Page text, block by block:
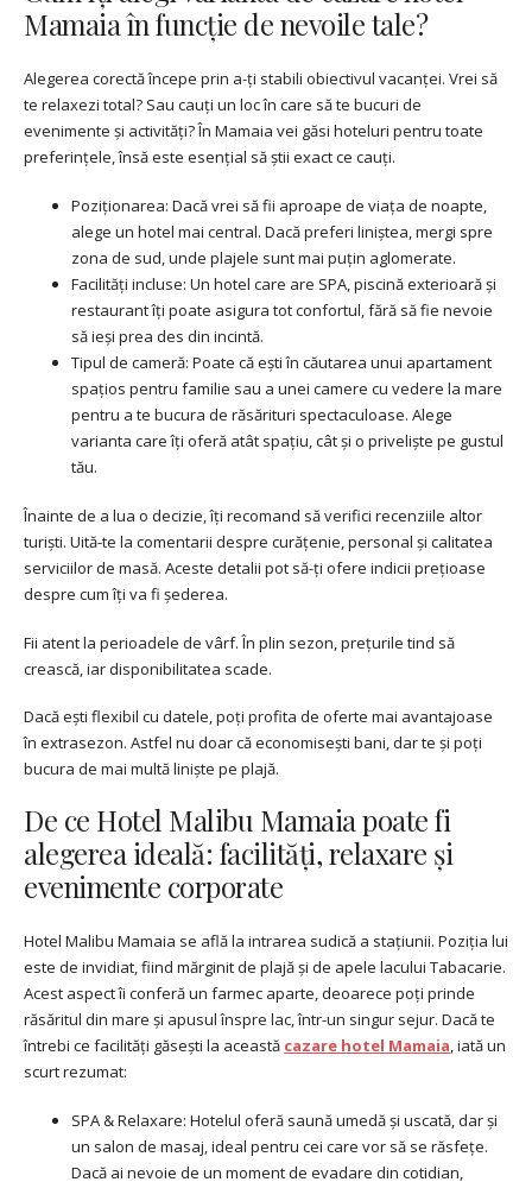
Mamaia în funcție de nevoile tale?
Alegerea corectă începe prin a-ți stabili obiectivul vacanței. Vrei să
te relaxezi total? Sau cauți un loc în care să te bucuri de
evenimente și activități? În Mamaia vei găsi hoteluri pentru toate
preferințele, însă este esențial să știi exact ce cauți.
Poziționarea: Dacă vrei să fii aproape de viața de noapte,
alege un hotel mai central. Dacă preferi liniștea, mergi spre
zona de sud, unde plajele sunt mai puțin aglomerate.
Facilități incluse: Un hotel care are SPA, piscină exterioară și
restaurant îți poate asigura tot confortul, fără să fie nevoie
să ieși prea des din incintă.
Tipul de cameră: Poate că ești în căutarea unui apartament
spațios pentru familie sau a unei camere cu vedere la mare
pentru a te bucura de răsărituri spectaculoase. Alege
varianta care îți oferă atât spațiu, cât și o priveliște pe gustul
tău.
Înainte de a lua o decizie, îți recomand să verifici recenziile altor
turiști. Uită-te la comentarii despre curățenie, personal și calitatea
serviciilor de masă. Aceste detalii pot să-ți ofere indicii prețioase
despre cum îți va fi șederea.
Fii atent la perioadele de vârf. În plin sezon, prețurile tind să
crească, iar disponibilitatea scade.
Dacă ești flexibil cu datele, poți profita de oferte mai avantajoase
în extrasezon. Astfel nu doar că economisești bani, dar te și poți
bucura de mai multă liniște pe plajă.
De ce Hotel Malibu Mamaia poate fi
alegerea ideală: facilități, relaxare și
evenimente corporate
Hotel Malibu Mamaia se află la intrarea sudică a stațiunii. Poziția lui
este de invidiat, fiind mărginit de plajă și de apele lacului Tabacarie.
Acest aspect îi conferă un farmec aparte, deoarece poți prinde
răsăritul din mare și apusul înspre lac, într-un singur sejur. Dacă te
întrebi ce facilități găsești la această cazare hotel Mamaia, iată un
scurt rezumat:
SPA & Relaxare: Hotelul oferă saună umedă și uscată, dar și
un salon de masaj, ideal pentru cei care vor să se răsfețe.
Dacă ai nevoie de un moment de evadare din cotidian,